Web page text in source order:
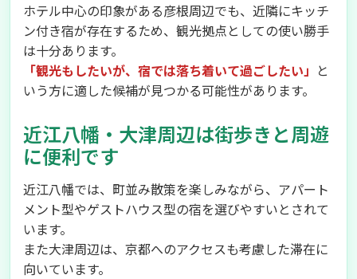
ホテル中心の印象がある彦根周辺でも、近隣にキッチ
ン付き宿が存在するため、観光拠点としての使い勝手
は十分あります。
「観光もしたいが、宿では落ち着いて過ごしたい」 と
いう方に適した候補が見つかる可能性があります。
近江八幡・大津周辺は街歩きと周遊
に便利です
近江八幡では、町並み散策を楽しみながら、アパート
メント型やゲストハウス型の宿を選びやすいとされて
います。
また大津周辺は、京都へのアクセスも考慮した滞在に
向いています。